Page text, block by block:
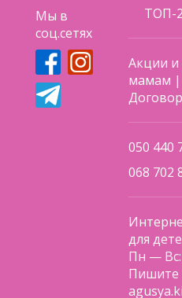
Мы в
соц.сетях
ТОП-
Акции и
мамам |
050 440
068 702
для
Пн — Вс:
Пишите